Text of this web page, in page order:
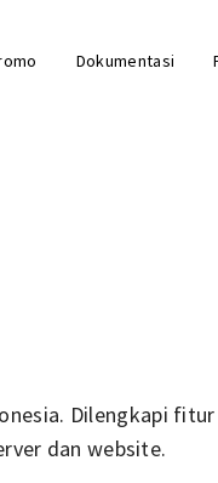
Dokumentasi
Dilengkapi fitur
dan website.